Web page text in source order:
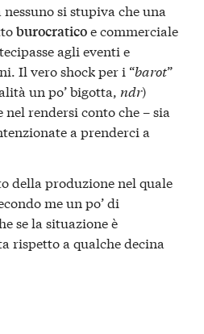
si stupiva che una
burocraticoe commerciale
agli eventi e
Il vero shock per i “barot”
un po’ bigotta, ndr)
rendersi conto che – sia
a prenderci a
della produzione nel quale
me un po’ di
se la situazione è
rispetto a qualche decina